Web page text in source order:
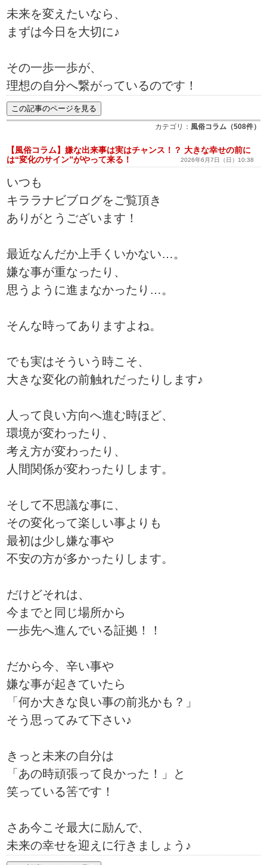
未来を変えたいなら、
まずは今日を大切に♪
その一歩一歩が、
理想の自分へ繋がっているのです！
カテゴリ： 風俗コラム（508件）
【風俗コラム】嫌な出来事は実はチャンス！？ 大きな幸せの前に
は“変化のサイン”がやって来る！
2026年6月7日（日）10:38
いつも
キララナビブログをご覧頂き
ありがとうございます！
最近なんだか上手くいかない…。
嫌な事が重なったり、
思うように進まなかったり…。
そんな時ってありますよね。
でも実はそういう時こそ、
大きな変化の前触れだったりします♪
人って良い方向へ進む時ほど、
環境が変わったり、
考え方が変わったり、
人間関係が変わったりします。
そして不思議な事に、
その変化って楽しい事よりも
最初は少し嫌な事や
不安の方が多かったりします。
だけどそれは、
今までと同じ場所から
一歩先へ進んでいる証拠！！
だから今、辛い事や
嫌な事が起きていたら
「何か大きな良い事の前兆かも？」
そう思ってみて下さい♪
きっと未来の自分は
「あの時頑張って良かった！」と
笑っている筈です！
さあ今こそ最大に励んで、
未来の幸せを迎えに行きましょう♪